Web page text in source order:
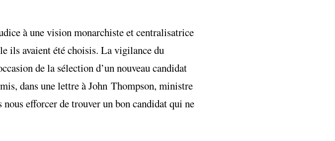
à une vision monarchiste et centralisatrice
ils avaient été choisis. La vigilance du
de la sélection d’un nouveau candidat
dans une lettre à John Thompson, ministre
efforcer de trouver un bon candidat qui ne